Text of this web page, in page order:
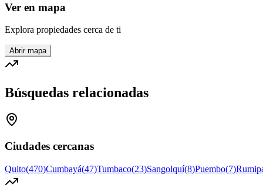
Ver en mapa
Explora propiedades cerca de ti
Abrir mapa
Búsquedas relacionadas
Ciudades cercanas
Quito(470)Cumbayá(47)Tumbaco(23)Sangolquí(8)Puembo(7)